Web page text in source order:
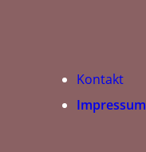
Kontakt
Impressum